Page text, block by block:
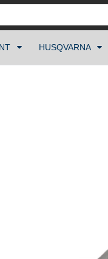
HUSQVARNA